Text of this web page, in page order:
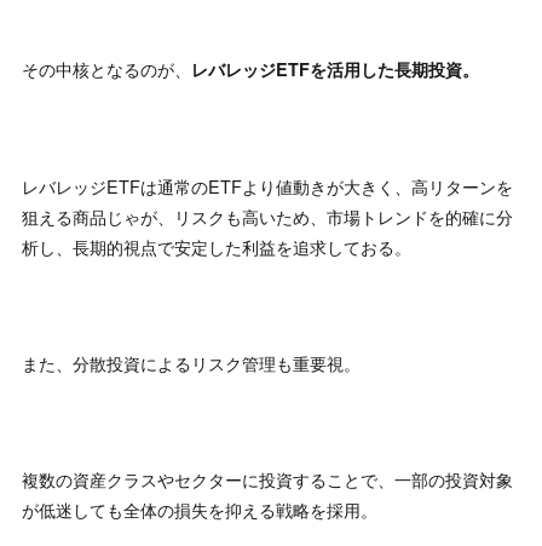
その中核となるのが、 レバレッジETFを活用した長期投資。
レバレッジETFは通常のETFより値動きが大きく、高リターンを
狙える商品じゃが、リスクも高いため、市場トレンドを的確に分
析し、長期的視点で安定した利益を追求しておる。
また、分散投資によるリスク管理も重要視。
複数の資産クラスやセクターに投資することで、一部の投資対象
が低迷しても全体の損失を抑える戦略を採用。